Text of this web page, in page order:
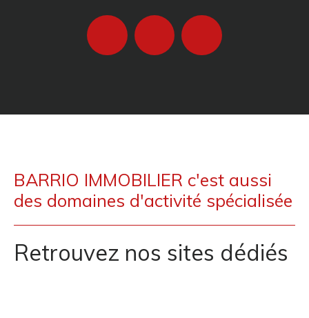
BARRIO IMMOBILIER c'est aussi
des domaines d'activité spécialisée
Retrouvez nos sites dédiés